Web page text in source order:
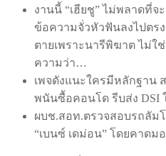
งานนี้ “เฮียชู” ไม่พลาดที่
ข้อความจั่วหัวฟันลงไปตรง
ตายเพราะนารีพิฆาต ไม่ใ
ความว่า…
เพจดังแนะใครมีหลักฐาน
พนันซื้อคอนโด รีบส่ง DSI
ผบช.สอท.ตรวจสอบรถลัม
“เบนซ์ เดม่อน” โดยคาดม